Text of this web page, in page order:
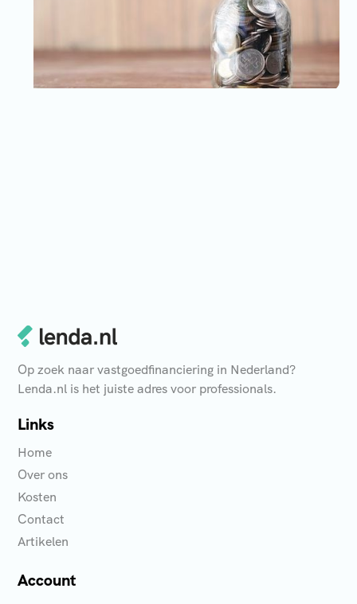
Links
Home
Over ons
Kosten
Contact
Artikelen
Account
Op zoek naar vastgoedfinanciering in Nederland?
Lenda.nl is het juiste adres voor professionals.